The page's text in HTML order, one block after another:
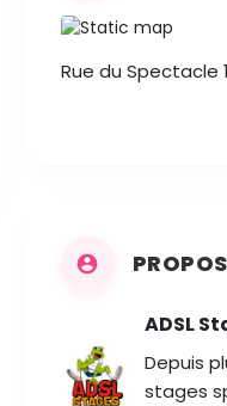
Rue du Spectacle
ADSL
Depuis
stages